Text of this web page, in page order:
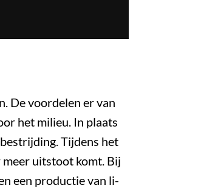
De voordelen er van
het milieu. In plaats
Tijdens het
meer uitstoot komt. Bij
een productie van li-